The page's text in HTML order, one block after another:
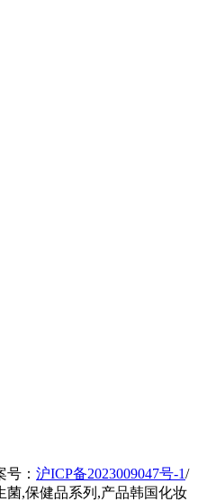
号： 沪ICP备2023009047号-1/
菌,保健品系列,产品韩国化妆